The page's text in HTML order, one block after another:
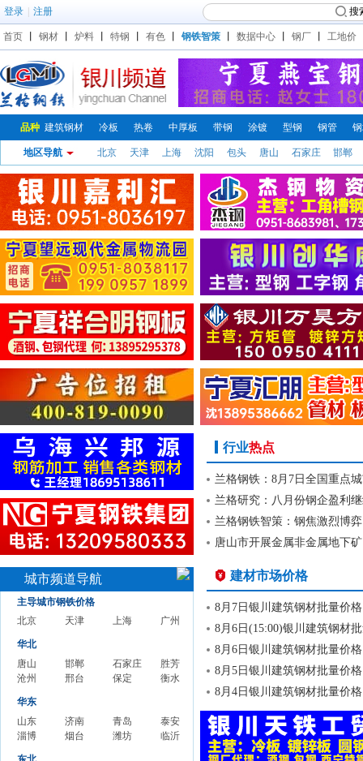
登录 注册 搜
首页 钢材 炉料 特钢 有色 钢铁智策 数据中心 钢厂 工地价
品种 建筑钢材 冷板 热卷 中厚板 带钢 涂镀 型钢 钢管
地区导航 北京
钢铁
价格
天津
钢铁
价格
上海
钢铁
价格
沈阳
钢铁
价格
包头
钢铁
价格
唐山
钢铁
价格
石家庄
钢铁价
格
邯郸
钢铁
价格
行业热点
兰格钢铁：8月7日全国重点
兰格研究：八月份钢企盈利
兰格钢铁智策：钢焦激烈博
唐山市开展金属非金属地下
城市频道导航
主导城市钢铁价格
北京钢铁价格天津钢铁价格上海钢铁价格广州钢铁价格
华北
唐山钢铁价格邯郸钢铁价格石家庄钢铁价格胜芳钢铁价格
沧州钢铁价格邢台钢铁价格保定钢铁价格衡水钢铁价格
华东
山东钢铁价格济南钢铁价格青岛钢铁价格泰安钢铁价格
淄博钢铁价格烟台钢铁价格潍坊钢铁价格临沂钢铁价格
建材市场价格
8月7日银川建筑钢材批量价格
8月6日(15:00)银川建筑钢材
8月6日银川建筑钢材批量价格
8月5日银川建筑钢材批量价格
8月4日银川建筑钢材批量价格